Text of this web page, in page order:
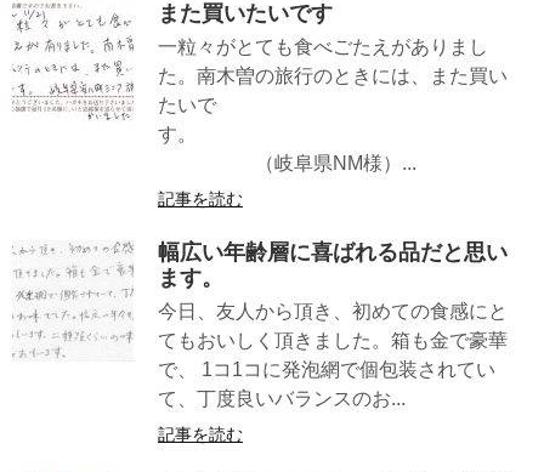
また買いたいです
一粒々がとても食べごたえがありまし
た。南木曽の旅行のときには、また買い
たいで
す。
（岐阜県NM様）...
記事を読む
幅広い年齢層に喜ばれる品だと思い
ます。
今日、友人から頂き、初めての食感にと
てもおいしく頂きました。箱も金で豪華
で、 1コ1コに発泡網で個包装されてい
て、丁度良いバランスのお...
記事を読む